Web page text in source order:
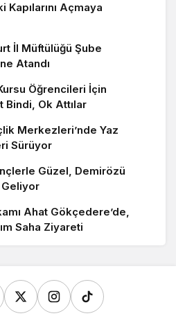
Kapılarını Açmaya
İl Müftülüğü Şube
Atandı
Öğrencileri İçin
Bindi, Ok Attılar
Merkezleri’nde Yaz
Sürüyor
Güzel, Demirözü
Geliyor
Ahat Gökçedere’de,
Saha Ziyareti